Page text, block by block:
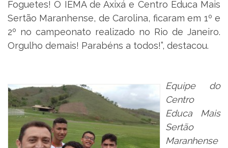
Foguetes! O IEMA de Axixá e Centro Educa Mais
Sertão Maranhense, de Carolina, ficaram em 1º e
2º no campeonato realizado no Rio de Janeiro.
Orgulho demais! Parabéns a todos!”, destacou.
Equipe do
Centro
Educa Mais
Sertão
Maranhense